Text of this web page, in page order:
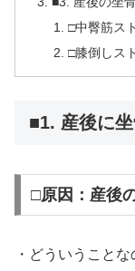
□中臀筋ス
□膝倒しス
■1. 産後に
□原因：産後
・どういうことな